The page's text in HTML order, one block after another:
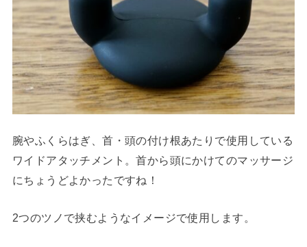
腕やふくらはぎ、首・頭の付け根あたりで使用している
ワイドアタッチメント。首から頭にかけてのマッサージ
にちょうどよかったですね！
2つのツノで挟むようなイメージで使用します。